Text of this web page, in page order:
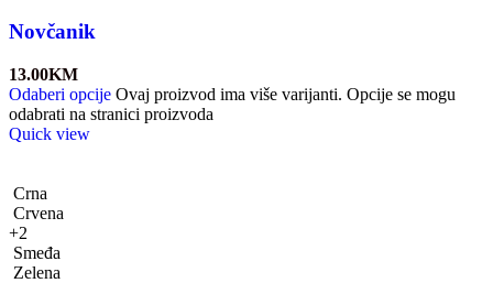
Novčanik
13.00KM
Odaberi opcije Ovaj proizvod ima više varijanti. Opcije se mogu
odabrati na stranici proizvoda
Quick view
Crna
Crvena
+2
Smeđa
Zelena